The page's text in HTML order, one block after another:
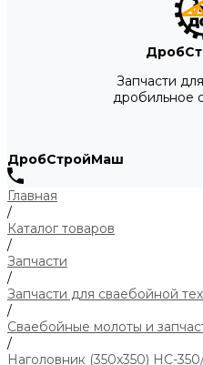
Запчасти
дробильное
ДробСтройМаш
Главная
/
Каталог товаров
/
Запчасти
/
Запчасти для сваебойной
/
Сваебойные молоты и
/
Наголовник (350х350) НС-